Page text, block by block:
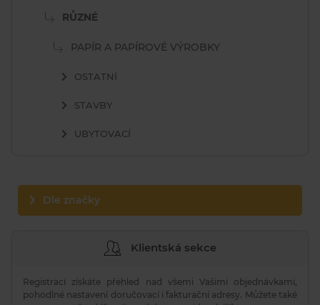
RŮZNÉ
PAPÍR A PAPÍROVÉ VÝROBKY
OSTATNÍ
STAVBY
UBYTOVACÍ
Dle značky
Klientská sekce
Registrací získáte přehled nad všemi Vašimi objednávkami,
pohodlné nastavení doručovací i fakturační adresy. Můžete také